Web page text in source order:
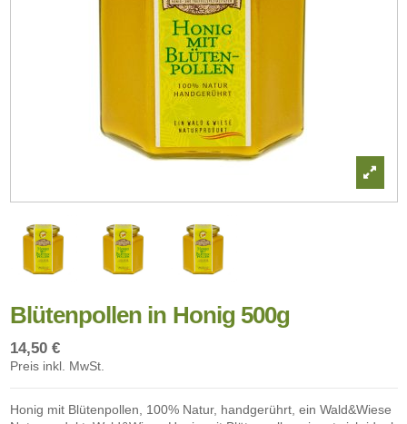
Blütenpollen in Honig 500g
14,50 €
Preis inkl. MwSt.
Honig mit Blütenpollen, 100% Natur, handgerührt, ein Wald&Wiese